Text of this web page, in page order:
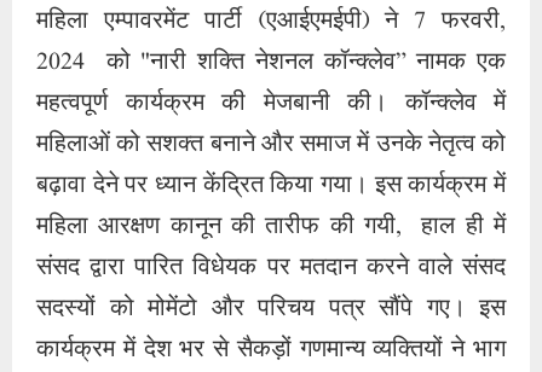
महिला एम्पावरमेंट पार्टी (एआईएमईपी) ने 7 फरवरी,
2024 को "नारी शक्ति नेशनल कॉन्क्लेव” नामक एक
महत्वपूर्ण कार्यक्रम की मेजबानी की। कॉन्क्लेव में
महिलाओं को सशक्त बनाने और समाज में उनके नेतृत्व को
बढ़ावा देने पर ध्यान केंद्रित किया गया। इस कार्यक्रम में
महिला आरक्षण कानून की तारीफ की गयी, हाल ही में
संसद द्वारा पारित विधेयक पर मतदान करने वाले संसद
सदस्यों को मोमेंटो और परिचय पत्र सौंपे गए। इस
कार्यक्रम में देश भर से सैकड़ों गणमान्य व्यक्तियों ने भाग